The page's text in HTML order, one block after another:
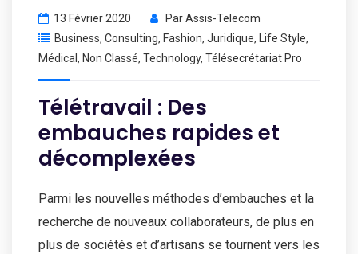
13 Février 2020 ParAssis-Telecom
Business, Consulting, Fashion, Juridique, Life Style,
Médical , Non Classé, Technology, Télésecrétariat Pro
Télétravail : Des
embauches rapides et
décomplexées
Parmi les nouvelles méthodes d’embauches et la
recherche de nouveaux collaborateurs, de plus en
plus de sociétés et d’artisans se tournent vers les